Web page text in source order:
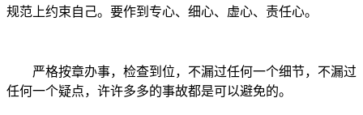
规范上约束自己。要作到专心、细心、虚心、责任心。
严格按章办事，检查到位，不漏过任何一个细节，不漏过
任何一个疑点，许许多多的事故都是可以避免的。